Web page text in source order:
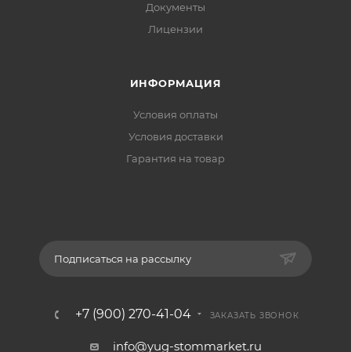
Документы
Лицензии
ИНФОРМАЦИЯ
Условия оплаты
Условия доставки
Гарантия на товар
Подписаться на рассылку
+7 (900) 270-41-04 ЗАКАЗАТЬ ЗВОНОК
info@yug-stommarket.ru